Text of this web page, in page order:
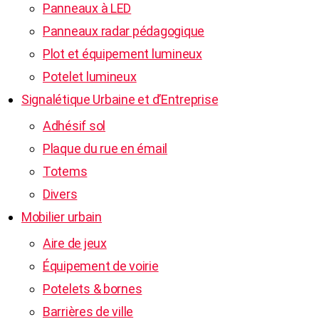
Panneaux à LED
Panneaux radar pédagogique
Plot et équipement lumineux
Potelet lumineux
Signalétique Urbaine et d’Entreprise
Adhésif sol
Plaque du rue en émail
Totems
Divers
Mobilier urbain
Aire de jeux
Équipement de voirie
Potelets & bornes
Barrières de ville